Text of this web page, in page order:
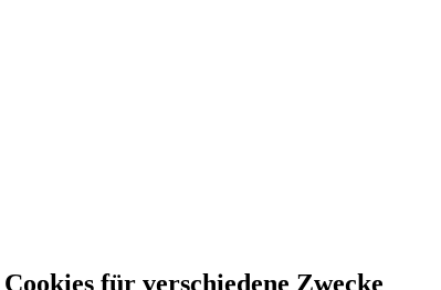
für verschiedene Zwecke